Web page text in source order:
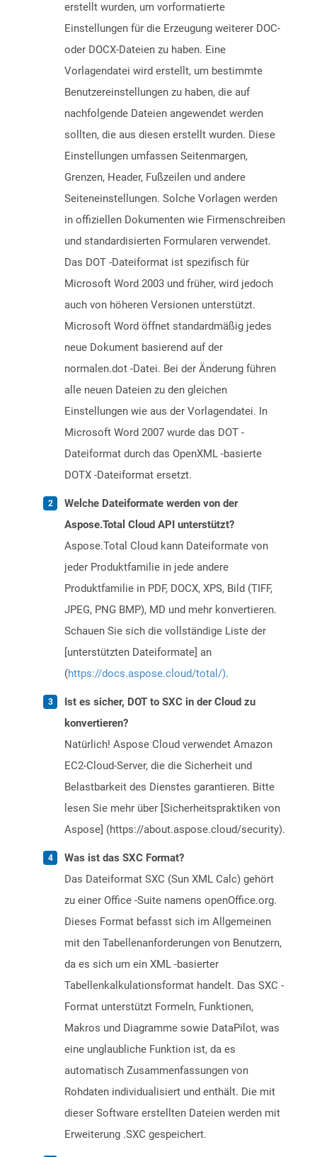
erstellt wurden, um vorformatierte
Einstellungen für die Erzeugung weiterer DOC-
oder DOCX-Dateien zu haben. Eine
Vorlagendatei wird erstellt, um bestimmte
Benutzereinstellungen zu haben, die auf
nachfolgende Dateien angewendet werden
sollten, die aus diesen erstellt wurden. Diese
Einstellungen umfassen Seitenmargen,
Grenzen, Header, Fußzeilen und andere
Seiteneinstellungen. Solche Vorlagen werden
in offiziellen Dokumenten wie Firmenschreiben
und standardisierten Formularen verwendet.
Das DOT -Dateiformat ist spezifisch für
Microsoft Word 2003 und früher, wird jedoch
auch von höheren Versionen unterstützt.
Microsoft Word öffnet standardmäßig jedes
neue Dokument basierend auf der
normalen.dot -Datei. Bei der Änderung führen
alle neuen Dateien zu den gleichen
Einstellungen wie aus der Vorlagendatei. In
Microsoft Word 2007 wurde das DOT -
Dateiformat durch das OpenXML -basierte
DOTX -Dateiformat ersetzt.
Welche Dateiformate werden von der
Aspose.Total Cloud API unterstützt?
Aspose.Total Cloud kann Dateiformate von
jeder Produktfamilie in jede andere
Produktfamilie in PDF, DOCX, XPS, Bild (TIFF,
JPEG, PNG BMP), MD und mehr konvertieren.
Schauen Sie sich die vollständige Liste der
[unterstützten Dateiformate] an
(https://docs.aspose.cloud/total/).
Ist es sicher, DOT to SXC in der Cloud zu
konvertieren?
Natürlich! Aspose Cloud verwendet Amazon
EC2-Cloud-Server, die die Sicherheit und
Belastbarkeit des Dienstes garantieren. Bitte
lesen Sie mehr über [Sicherheitspraktiken von
Aspose] (https://about.aspose.cloud/security).
Was ist das SXC Format?
Das Dateiformat SXC (Sun XML Calc) gehört
zu einer Office -Suite namens openOffice.org.
Dieses Format befasst sich im Allgemeinen
mit den Tabellenanforderungen von Benutzern,
da es sich um ein XML -basierter
Tabellenkalkulationsformat handelt. Das SXC -
Format unterstützt Formeln, Funktionen,
Makros und Diagramme sowie DataPilot, was
eine unglaubliche Funktion ist, da es
automatisch Zusammenfassungen von
Rohdaten individualisiert und enthält. Die mit
dieser Software erstellten Dateien werden mit
Erweiterung .SXC gespeichert.